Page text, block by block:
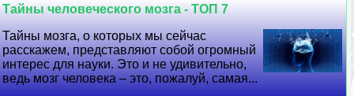
Тайны человеческого мозга - ТОП 7
Тайны мозга, о которых мы сейчас
расскажем, представляют собой огромный
интерес для науки. Это и не удивительно,
ведь мозг человека – это, пожалуй, самая...